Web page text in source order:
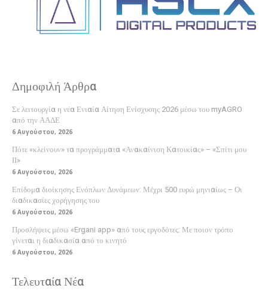
Δημοφιλή Άρθρα
Σε λειτουργία η νέα Ενιαία Αίτηση Ενίσχυσης 2026 μέσω του myAGRO
από την ΑΑΔΕ
6 Αυγούστου, 2026
Πότε «κλείνουν» τα προγράμματα «Ανακαίνιση Κατοικίας» – «Σπίτι μου
ΙΙ»
6 Αυγούστου, 2026
Επίδομα διοίκησης Ενόπλων Δυνάμεων: Μέχρι 500 ευρώ μηνιαίως – Οι
διαδικασίες χορήγησης του
6 Αυγούστου, 2026
Προσλήψεις μέσω «Ergani app» από τους εργοδότες: Με ποιον τρόπο
γίνεται η διαδικασία από το κινητό
6 Αυγούστου, 2026
Τελευταία Νέα